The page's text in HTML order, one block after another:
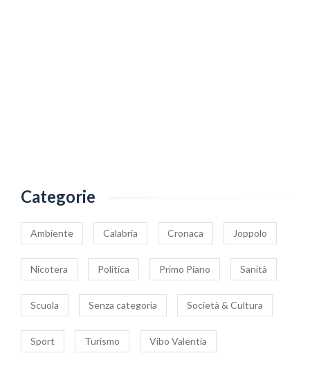
Categorie
Ambiente Calabria Cronaca Joppolo
Nicotera Politica Primo Piano Sanità
Scuola Senza categoria Società & Cultura
Sport Turismo Vibo Valentia